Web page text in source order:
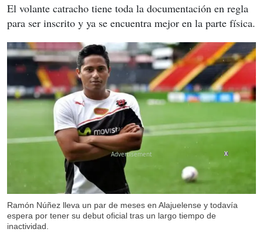
El volante catracho tiene toda la documentación en regla
para ser inscrito y ya se encuentra mejor en la parte física.
Ramón Núñez lleva un par de meses en Alajuelense y todavía
espera por tener su debut oficial tras un largo tiempo de
inactividad.
X